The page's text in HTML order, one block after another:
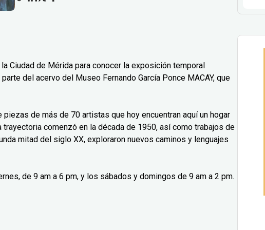
Ciudad de Mérida para conocer la exposición temporal
del acervo del Museo Fernando García Ponce MACAY, que
de más de 70 artistas que hoy encuentran aquí un hogar
comenzó en la década de 1950, así como trabajos de
mitad del siglo XX, exploraron nuevos caminos y lenguajes
de 9 am a 6 pm, y los sábados y domingos de 9 am a 2 pm.